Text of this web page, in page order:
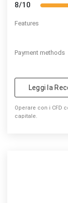
8/10
Features
Payment methods
Leggi la
Operare con i CFD
capitale.